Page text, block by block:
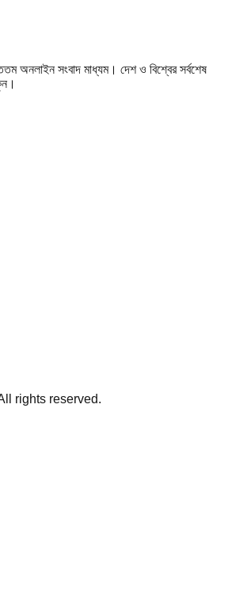
অনলাইন সংবাদ মাধ্যম। দেশ ও বিশ্বের সর্বশেষ
rights reserved.